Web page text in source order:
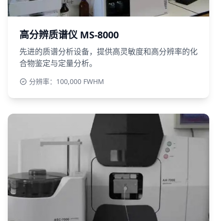
高分辨质谱仪 MS-8000
先进的质谱分析设备，提供高灵敏度和高分辨率的化
合物鉴定与定量分析。
分辨率：100,000 FWHM